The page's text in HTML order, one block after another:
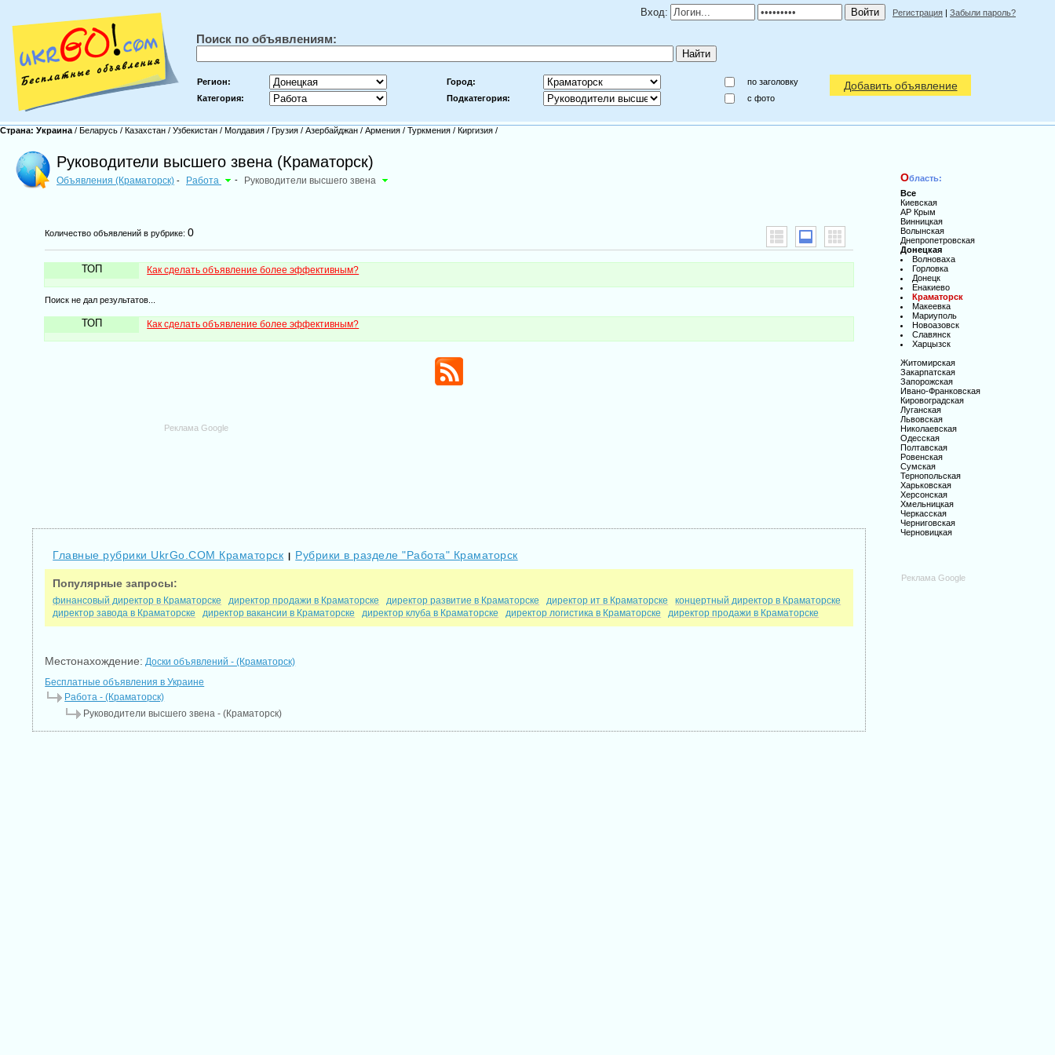
Вход: Регистрация | Забыли пароль?
Поиск по объявлениям:
Регион: Город:
по заголовку
Категория:
Подкатегория: c фото
Добавить объявление
Страна: Украина / Беларусь / Казахстан / Узбекистан / Молдавия / Грузия / Азербайджан / Армения / Туркмения / Киргизия /
Руководители высшего звена (Краматорск)
Объявления (Краматорск) - Работа - Руководители высшего звена
Количество объявлений в рубрике:0
ТОП Как сделать объявление более эффективным?
Поиск не дал результатов...
ТОП Как сделать объявление более эффективным?
Реклама Google
Главные рубрики UkrGo.COM Краматорск | Рубрики в разделе "Работа" Краматорск
Популярные запросы:
финансовый директор в Краматорске директор продажи в Краматорске директор развитие в Краматорске директор ит в Краматорске
концертный директор в Краматорске
директор завода в Краматорске
директор вакансии в Краматорске директор клуба в Краматорске директор логистика в Краматорске директор продажи в Краматорске
Местонахождение: Доски объявлений - (Краматорск)
Бесплатные объявления в Украине
Работа - (Краматорск)
Руководители высшего звена - (Краматорск)
Область:
Все
Киевская
АР Крым
Винницкая
Волынская
Днепропетровская
Донецкая
Волноваха
Горловка
Донецк
Енакиево
Краматорск
Макеевка
Мариуполь
Новоазовск
Славянск
Харцызск
Житомирская
Закарпатская
Запорожская
Ивано-Франковская
Кировоградская
Луганская
Львовская
Николаевская
Одесская
Полтавская
Ровенская
Сумская
Тернопольская
Харьковская
Херсонская
Хмельницкая
Черкасская
Черниговская
Черновицкая
Реклама Google